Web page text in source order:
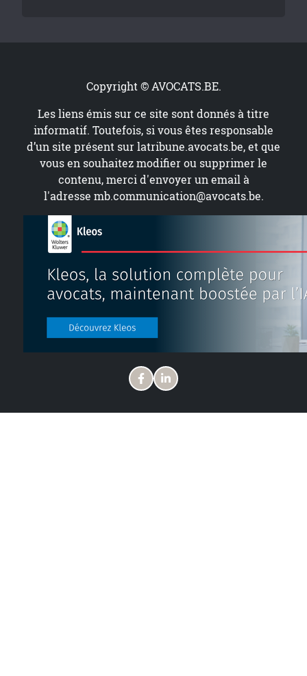
Copyright © AVOCATS.BE.
Les liens émis sur ce site sont donnés à titre
informatif. Toutefois, si vous êtes responsable
d’un site présent surlatribune.avocats.be, et que
vous en souhaitez modifier ou supprimer le
contenu, merci d'envoyer un email à
l'adresse mb.communication@avocats.be.